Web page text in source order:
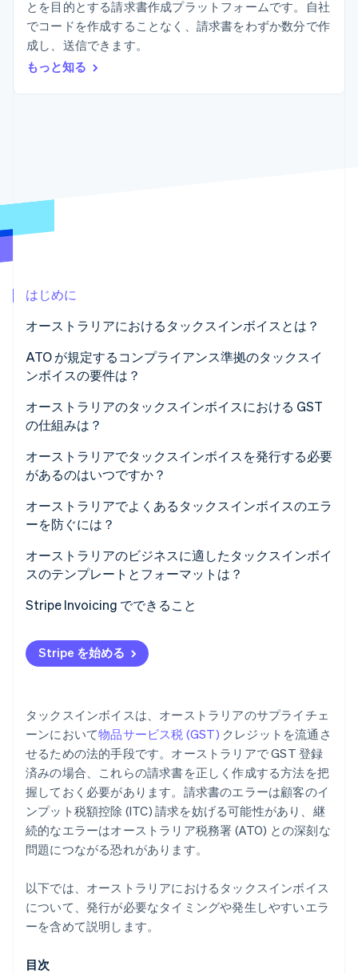
スピーディー
な決済
期
その他
スタートアップの企業設立
Stripe Sessions 2026
Stripe が AI の経済インフラをどのように構築しているかを
ご覧ください。
こちらをご覧ください
レジャー
保険
メディアおよびエンター
テインメント
ビス
アプリへの導入
コードサンプル
開発者のブログ
営業にお問い合わせ
パートナーになる
とを目的とする請求書作成プラットフォームです。自社
でコードを作成することなく、請求書をわずか数分で作
成し、送信できます。
もっと知る
はじめに
オーストラリアにおけるタックスインボイスとは？
ATO が規定するコンプライアンス準拠のタックスイ
ンボイスの要件は？
オーストラリアのタックスインボイスにおける GST
の仕組みは？
オーストラリアでタックスインボイスを発行する必要
があるのはいつですか？
オーストラリアでよくあるタックスインボイスのエラ
ーを防ぐには？
オーストラリアのビジネスに適したタックスインボイ
スのテンプレートとフォーマットは？
Stripe Invoicing でできること
Stripe を始める
タックスインボイスは、オーストラリアのサプライチェ
ーンにおいて物品サービス税 (GST) クレジットを流通さ
せるための法的手段です。オーストラリアで GST 登録
済みの場合、これらの請求書を正しく作成する方法を把
握しておく必要があります。請求書のエラーは顧客のイ
ンプット税額控除 (ITC) 請求を妨げる可能性があり、継
続的なエラーはオーストラリア税務署 (ATO) との深刻な
問題につながる恐れがあります。
以下では、オーストラリアにおけるタックスインボイス
について、発行が必要なタイミングや発生しやすいエラ
ーを含めて説明します。
目次